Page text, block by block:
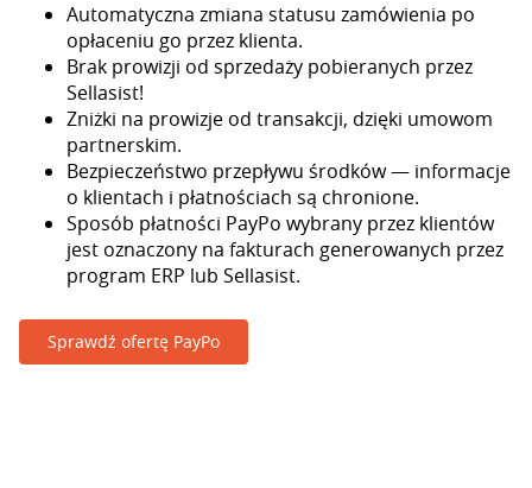
Automatyczna zmiana statusu zamówienia po
opłaceniu go przez klienta.
Brak prowizji od sprzedaży pobieranych przez
Sellasist!
Zniżki na prowizje od transakcji, dzięki umowom
partnerskim.
Bezpieczeństwo przepływu środków — informacje
o klientach i płatnościach są chronione.
Sposób płatności PayPo wybrany przez klientów
jest oznaczony na fakturach generowanych przez
program ERP lub Sellasist.
Sprawdź ofertę PayPo